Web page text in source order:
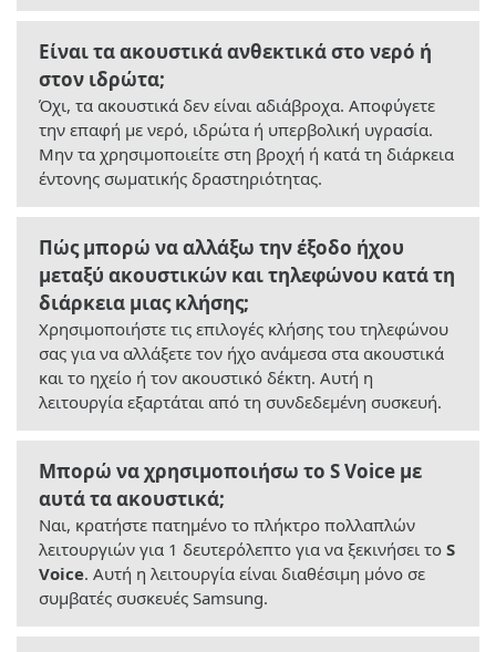
Είναι τα ακουστικά ανθεκτικά στο νερό ή
στον ιδρώτα;
Όχι, τα ακουστικά δεν είναι αδιάβροχα. Αποφύγετε
την επαφή με νερό, ιδρώτα ή υπερβολική υγρασία.
Μην τα χρησιμοποιείτε στη βροχή ή κατά τη διάρκεια
έντονης σωματικής δραστηριότητας.
Πώς μπορώ να αλλάξω την έξοδο ήχου
μεταξύ ακουστικών και τηλεφώνου κατά τη
διάρκεια μιας κλήσης;
Χρησιμοποιήστε τις επιλογές κλήσης του τηλεφώνου
σας για να αλλάξετε τον ήχο ανάμεσα στα ακουστικά
και το ηχείο ή τον ακουστικό δέκτη. Αυτή η
λειτουργία εξαρτάται από τη συνδεδεμένη συσκευή.
Μπορώ να χρησιμοποιήσω το S Voice με
αυτά τα ακουστικά;
Ναι, κρατήστε πατημένο το πλήκτρο πολλαπλών
λειτουργιών για 1 δευτερόλεπτο για να ξεκινήσει το S
Voice. Αυτή η λειτουργία είναι διαθέσιμη μόνο σε
συμβατές συσκευές Samsung.